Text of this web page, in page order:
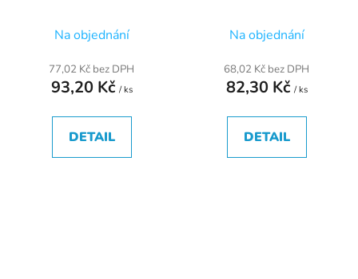
Na objednání
77,02 Kč bez DPH
93,20 Kč / ks
DETAIL
Na objednání
68,02 Kč bez DPH
82,30 Kč / ks
DETAIL